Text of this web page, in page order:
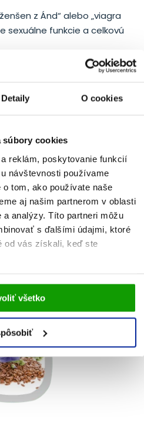
Detaily O cookies
súbory cookies
reklám, poskytovanie funkcií
návštevnosti používame
tom, ako používate naše
aj našim partnerom v oblasti
analýzy. Títo partneri môžu
s ďalšími údajmi, ktoré
od vás získali, keď ste
uchovávaný po dobu jedného
odsúhlasených cookies
Informácie o cookies.
všetko
z Ánd“ alebo „viagra
sexuálne funkcie a celkovú
vďaka čomu sa organizmus
vplyvom a je odolnejší a
ženšenu boli preukázané